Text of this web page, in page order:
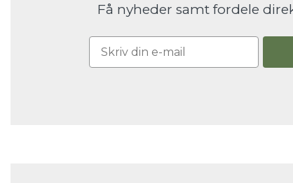
Få nyheder samt fordele